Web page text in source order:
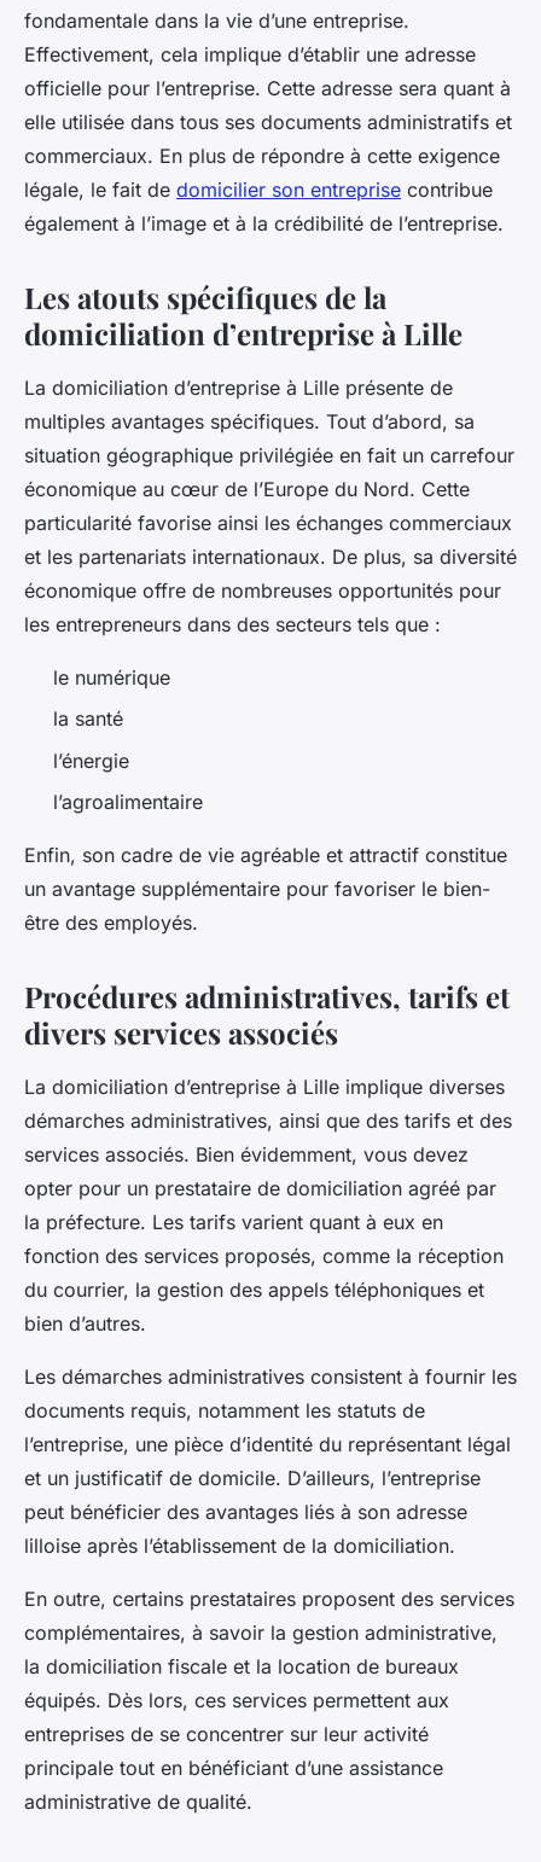
fondamentale dans la vie d’une entreprise.
Effectivement, cela implique d’établir une adresse
officielle pour l’entreprise. Cette adresse sera quant à
elle utilisée dans tous ses documents administratifs et
commerciaux. En plus de répondre à cette exigence
légale, le fait de domicilier son entreprise contribue
également à l’image et à la crédibilité de l’entreprise.
Les atouts spécifiques de la
domiciliation d’entreprise à Lille
La domiciliation d’entreprise à Lille présente de
multiples avantages spécifiques. Tout d’abord, sa
situation géographique privilégiée en fait un carrefour
économique au cœur de l’Europe du Nord. Cette
particularité favorise ainsi les échanges commerciaux
et les partenariats internationaux. De plus, sa diversité
économique offre de nombreuses opportunités pour
les entrepreneurs dans des secteurs tels que :
le numérique
la santé
l’énergie
l’agroalimentaire
Enfin, son cadre de vie agréable et attractif constitue
un avantage supplémentaire pour favoriser le bien-
être des employés.
Procédures administratives, tarifs et
divers services associés
La domiciliation d’entreprise à Lille implique diverses
démarches administratives, ainsi que des tarifs et des
services associés. Bien évidemment, vous devez
opter pour un prestataire de domiciliation agréé par
la préfecture. Les tarifs varient quant à eux en
fonction des services proposés, comme la réception
du courrier, la gestion des appels téléphoniques et
bien d’autres.
Les démarches administratives consistent à fournir les
documents requis, notamment les statuts de
l’entreprise, une pièce d’identité du représentant légal
et un justificatif de domicile. D’ailleurs, l’entreprise
peut bénéficier des avantages liés à son adresse
lilloise après l’établissement de la domiciliation.
En outre, certains prestataires proposent des services
complémentaires, à savoir la gestion administrative,
la domiciliation fiscale et la location de bureaux
équipés. Dès lors, ces services permettent aux
entreprises de se concentrer sur leur activité
principale tout en bénéficiant d’une assistance
administrative de qualité.